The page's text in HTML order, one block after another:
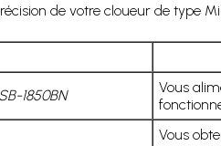
de votre cloueur de type
1850BN
Vous
Vous